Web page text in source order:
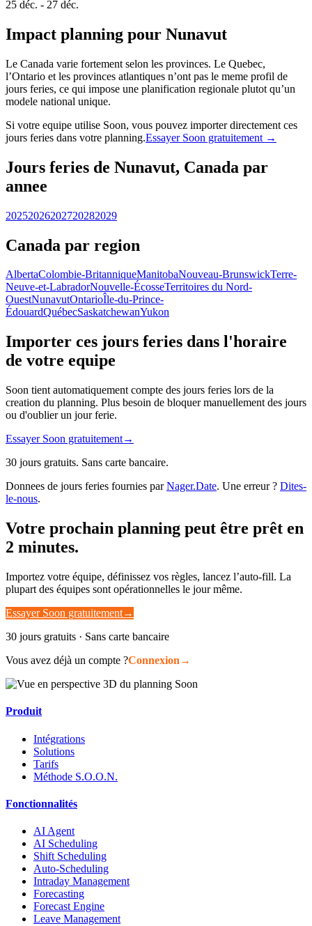
25 déc. - 27 déc.
Impact planning pour Nunavut
Le Canada varie fortement selon les provinces. Le Quebec,
l’Ontario et les provinces atlantiques n’ont pas le meme profil de
jours feries, ce qui impose une planification regionale plutot qu’un
modele national unique.
Si votre equipe utilise Soon, vous pouvez importer directement ces
jours feries dans votre planning.Essayer Soon gratuitement →
Jours feries de Nunavut, Canada par
annee
20252026202720282029
Canada par region
AlbertaColombie-BritanniqueManitobaNouveau-BrunswickTerre-
Neuve-et-LabradorNouvelle-ÉcosseTerritoires du Nord-
OuestNunavutOntarioÎle-du-Prince-
ÉdouardQuébecSaskatchewanYukon
Importer ces jours feries dans l'horaire
de votre equipe
Soon tient automatiquement compte des jours feries lors de la
creation du planning. Plus besoin de bloquer manuellement des jours
ou d'oublier un jour ferie.
Essayer Soon gratuitement→
30 jours gratuits. Sans carte bancaire.
Donnees de jours feries fournies parNager.Date. Une erreur ? Dites-
le-nous.
Votre prochain planning peut être prêt en
2 minutes.
Importez votre équipe, définissez vos règles, lancez l’auto-fill. La
plupart des équipes sont opérationnelles le jour même.
Essayer Soon gratuitement→
30 jours gratuits · Sans carte bancaire
Vous avez déjà un compte ?Connexion →
Produit
Intégrations
Solutions
Tarifs
Méthode S.O.O.N.
Fonctionnalités
AI Agent
AI Scheduling
Shift Scheduling
Auto-Scheduling
Intraday Management
Forecasting
Forecast Engine
Leave Management